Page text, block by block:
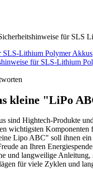
für SLS
SLS-Lithium Polymer Akkus
für SLS-Lithium
kleine "LiPo
sind Hightech-Produkte
wichtigsten Komponenten
Lipo ABC" soll ihnen ein
an Ihren
und langweilige Anleitung,
für viele Zyklen und